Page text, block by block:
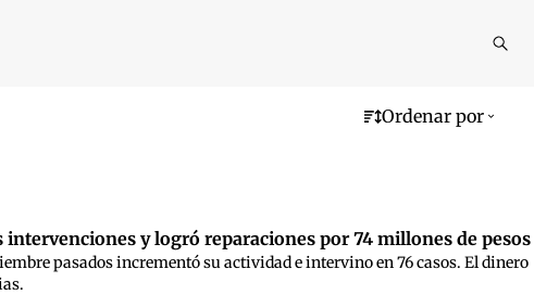
Ordenar por
y logró reparaciones por 74 millones de pesos
pasados incrementó su actividad e intervino en 76 casos. El dinero